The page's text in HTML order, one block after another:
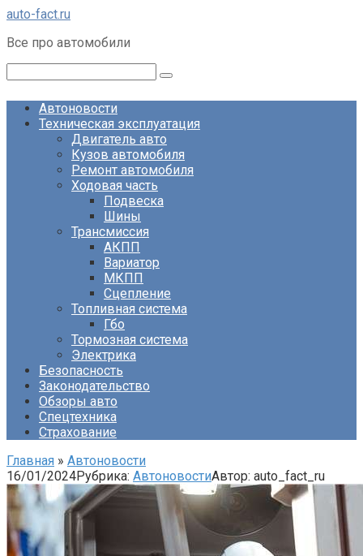
Перейти
контенту
auto-fact.ru
Все про автомобили
Автоновости
Техническая эксплуатация
Двигатель авто
Кузов автомобиля
Ремонт автомобиля
Ходовая часть
Подвеска
Шины
Трансмиссия
АКПП
Вариатор
МКПП
Сцепление
Топливная система
Гбо
Тормозная система
Электрика
Безопасность
Законодательство
Обзоры авто
Спецтехника
Страхование
Главная » Автоновости
16/01/2024Рубрика: АвтоновостиАвтор: auto_fact_ru